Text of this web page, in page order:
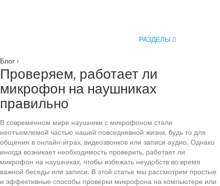
РАЗДЕЛЫ
Блог ›
Проверяем, работает ли
микрофон на наушниках
правильно
В современном мире наушники с микрофоном стали
неотъемлемой частью нашей повседневной жизни, будь то для
общения в онлайн-играх, видеозвонков или записи аудио. Однако
иногда возникает необходимость проверить, работает ли
микрофон на наушниках, чтобы избежать неудобств во время
важной беседы или записи. В этой статье мы рассмотрим простые
и эффективные способы проверки микрофона на компьютере или